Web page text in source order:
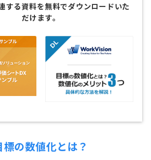
する資料を無料でダウンロードいた
だけます。
標の数値化とは？